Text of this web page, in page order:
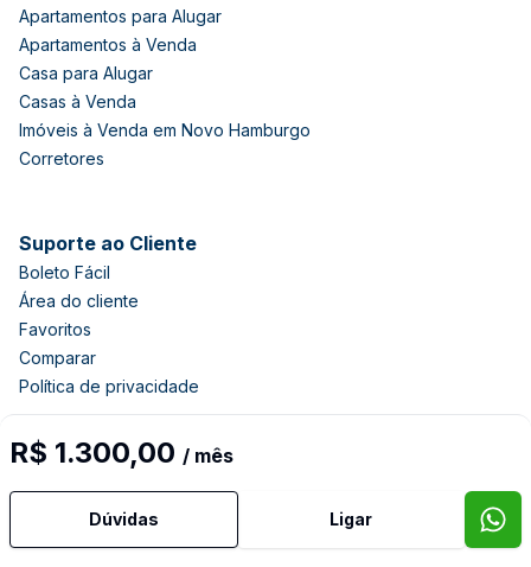
R$ 1.300,00 / mês
Dúvidas Ligar
Apartamentos para Alugar
Apartamentos à Venda
Casa para Alugar
Casas à Venda
Imóveis à Venda em Novo Hamburgo
Corretores
Suporte ao Cliente
Boleto Fácil
Área do cliente
Favoritos
Comparar
Política de privacidade
Selo de Tecnologia Loft